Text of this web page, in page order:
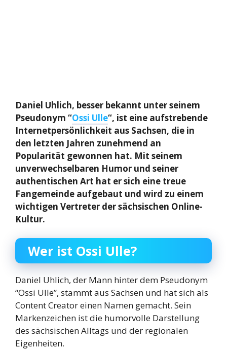
Daniel Uhlich, besser bekannt unter seinem
Pseudonym “Ossi Ulle“, ist eine aufstrebende
Internetpersönlichkeit aus Sachsen, die in
den letzten Jahren zunehmend an
Popularität gewonnen hat. Mit seinem
unverwechselbaren Humor und seiner
authentischen Art hat er sich eine treue
Fangemeinde aufgebaut und wird zu einem
wichtigen Vertreter der sächsischen Online-
Kultur.
Wer ist Ossi Ulle?
Daniel Uhlich, der Mann hinter dem Pseudonym
“Ossi Ulle”, stammt aus Sachsen und hat sich als
Content Creator einen Namen gemacht. Sein
Markenzeichen ist die humorvolle Darstellung
des sächsischen Alltags und der regionalen
Eigenheiten.